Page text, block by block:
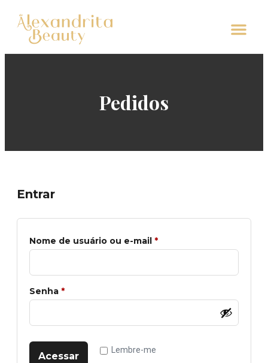
Pedidos
Entrar
Nome de usuário ou e-mail *
Senha *
Lembre-me
Acessar